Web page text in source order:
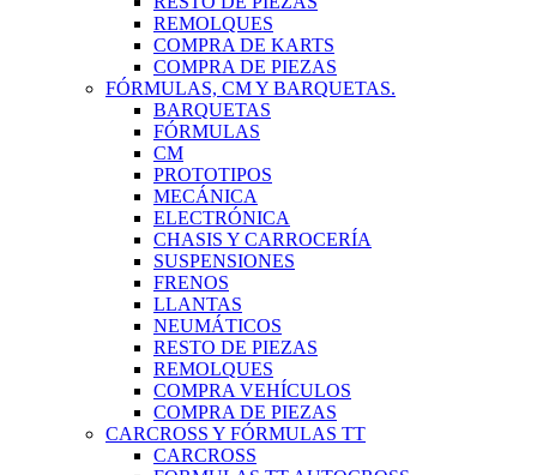
REMOLQUES
COMPRA DE KARTS
COMPRA DE PIEZAS
FÓRMULAS, CM Y BARQUETAS.
BARQUETAS
FÓRMULAS
CM
PROTOTIPOS
MECÁNICA
ELECTRÓNICA
CHASIS Y CARROCERÍA
SUSPENSIONES
FRENOS
LLANTAS
NEUMÁTICOS
RESTO DE PIEZAS
REMOLQUES
COMPRA VEHÍCULOS
COMPRA DE PIEZAS
CARCROSS Y FÓRMULAS TT
CARCROSS